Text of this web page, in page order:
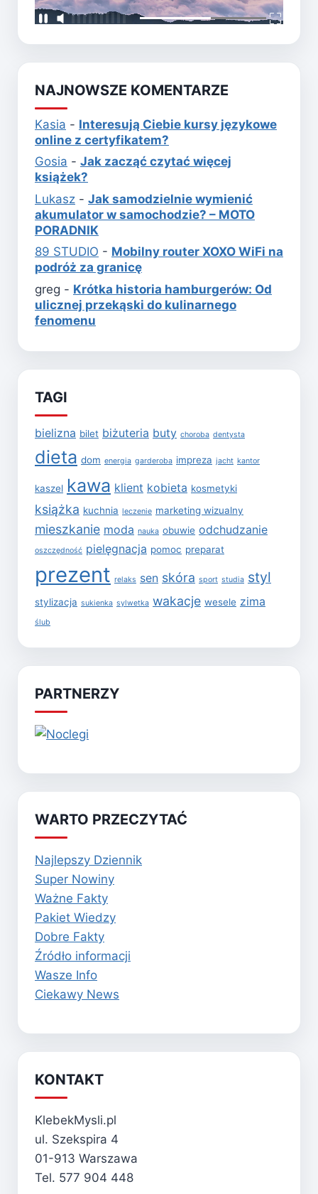
NAJNOWSZE KOMENTARZE
Kasia - Interesują Ciebie kursy językowe
online z certyfikatem?
Gosia - Jak zacząć czytać więcej
książek?
Lukasz - Jak samodzielnie wymienić
akumulator w samochodzie? – MOTO
PORADNIK
89 STUDIO - Mobilny router XOXO WiFi na
podróż za granicę
greg - Krótka historia hamburgerów: Od
ulicznej przekąski do kulinarnego
fenomenu
TAGI
bielizna bilet biżuteria buty choroba dentysta
dieta dom energia garderoba impreza jacht kantor
kaszel kawa klient kobieta kosmetyki
książka kuchnia leczenie marketing wizualny
mieszkanie moda nauka obuwie odchudzanie
oszczędność pielęgnacja pomoc preparat
prezent relaks sen skóra sport studia styl
stylizacja sukienka sylwetka wakacje wesele zima
ślub
PARTNERZY
WARTO PRZECZYTAĆ
Najlepszy Dziennik
Super Nowiny
Ważne Fakty
Pakiet Wiedzy
Dobre Fakty
Źródło informacji
Wasze Info
Ciekawy News
KONTAKT
KlebekMysli.pl
ul. Szekspira 4
01-913 Warszawa
Tel. 577 904 448